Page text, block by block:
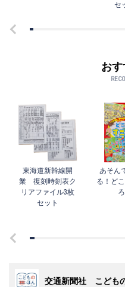
セ
お
東海道新幹線開
業 復刻時刻表ク
リアファイル3枚
セット
あそん
る！ど
交通新聞社 こども